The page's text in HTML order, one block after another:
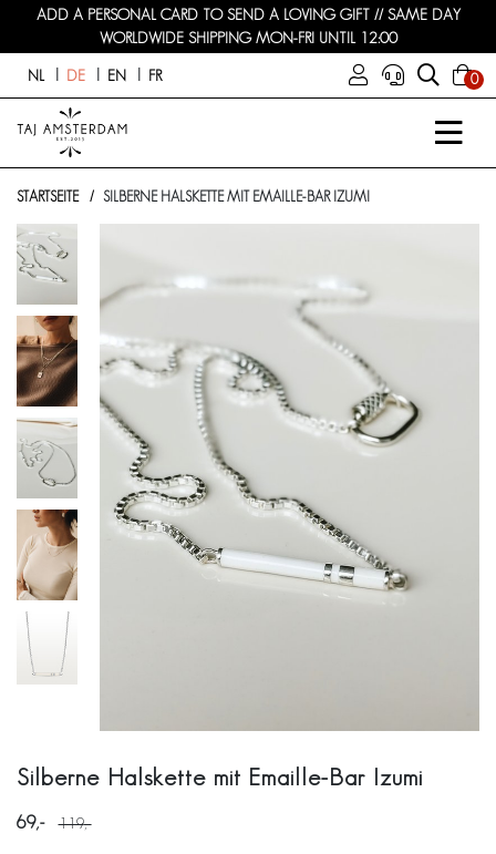
ADD A PERSONAL CARD TO SEND A LOVING GIFT // SAME DAY
WORLDWIDE SHIPPING MON-FRI UNTIL 12:00
NL DE EN FR 0
STARTSEITE SILBERNE HALSKETTE MIT EMAILLE-BAR IZUMI
Silberne Halskette mit Emaille-Bar Izumi
69 119